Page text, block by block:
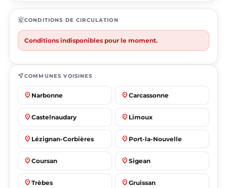
routineCONDITIONS DE CIRCULATION
Conditions indisponibles pour le moment.
near_meCOMMUNES VOISINES
place Narbonne place Carcassonne
place Castelnaudary place Limoux
place Lézignan-Corbières place Port-la-Nouvelle
place Coursan place Sigean
place Trèbes place Gruissan